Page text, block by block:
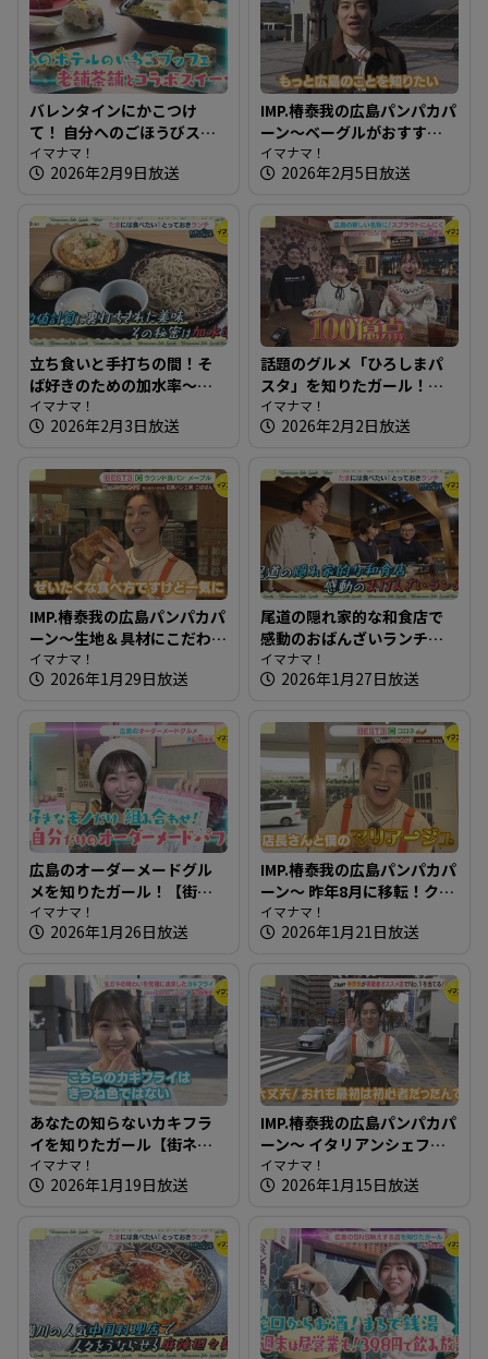
バレンタインにかこつけ
て！ 自分へのごほうびスイ
ーツを知りたガール【街ネ
タ！知りたガール】
イマナマ！
2026年2月9日放送
IMP.椿泰我の広島パンパカパ
ーン～ベーグルがおすす
め！生ドーナツも絶品のパ
ン屋さん
イマナマ！
2026年2月5日放送
立ち食いと手打ちの間！そ
ば好きのための加水率～江
戸そば 孫吉【たまにはそと
ランチ】
イマナマ！
2026年2月3日放送
話題のグルメ「ひろしまパ
スタ」を知りたガール！
【街ネタ！知りたガール】
イマナマ！
2026年2月2日放送
IMP.椿泰我の広島パンパカパ
ーン～生地＆具材にこだわ
り！石窯で焼くパン屋さん
イマナマ！
2026年1月29日放送
尾道の隠れ家的な和食店で
感動のおばんざいランチ～
高原誠吉食堂【たまにはそ
とランチ】
イマナマ！
2026年1月27日放送
広島のオーダーメードグル
メを知りたガール！【街ネ
タ！知りたガール】
イマナマ！
2026年1月26日放送
IMP.椿泰我の広島パンパカパ
ーン～ 昨年8月に移転！クリ
ームパンがオススメのパン
屋さん
イマナマ！
2026年1月21日放送
あなたの知らないカキフラ
イを知りたガール【街ネ
タ！知りたガール】
イマナマ！
2026年1月19日放送
IMP.椿泰我の広島パンパカパ
ーン～ イタリアンシェフが
作るこだわり満点のパン屋
さん
イマナマ！
2026年1月15日放送